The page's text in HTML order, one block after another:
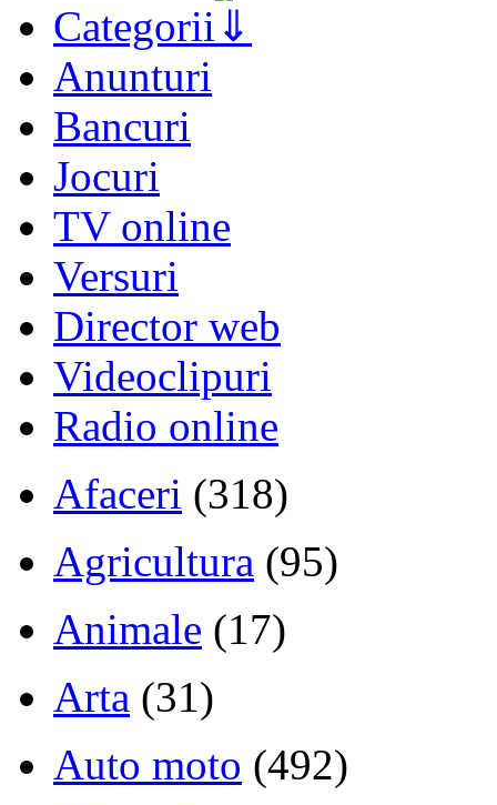
Categorii
Anunturi
Bancuri
Jocuri
TV online
Versuri
Director web
Videoclipuri
Radio online
Afaceri (318)
Agricultura (95)
Animale (17)
Arta (31)
Auto moto (492)